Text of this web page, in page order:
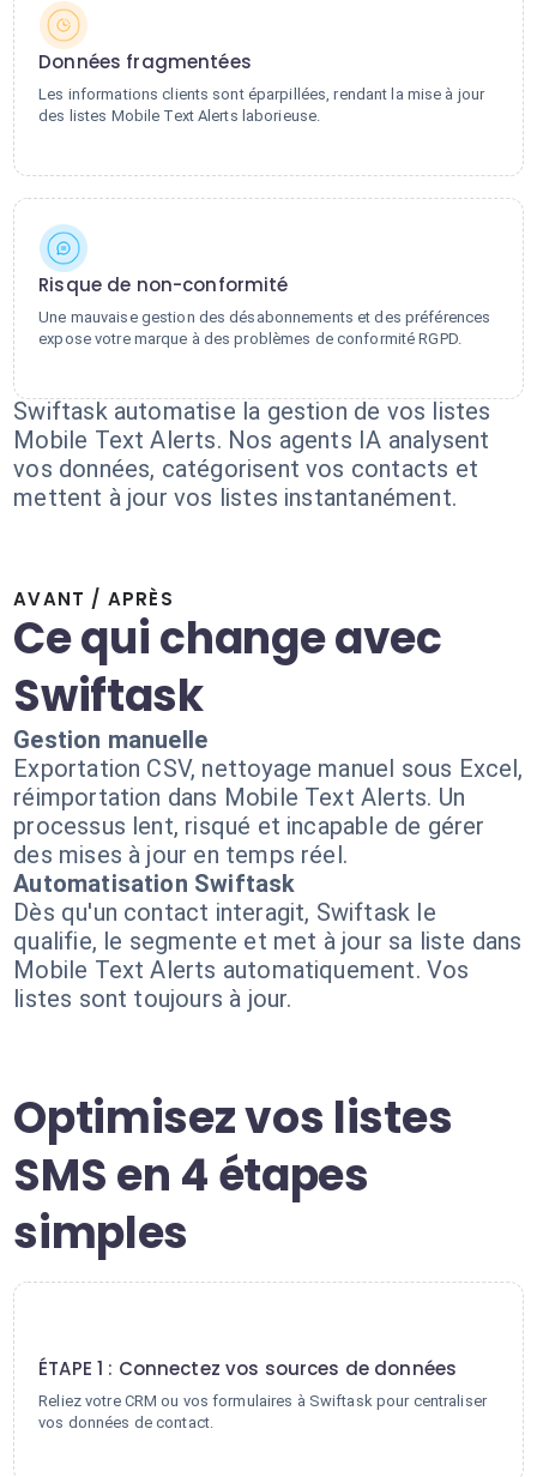
Données fragmentées
Les informations clients sont éparpillées, rendant la mise à jour
des listes Mobile Text Alerts laborieuse.
Risque de non-conformité
Une mauvaise gestion des désabonnements et des préférences
expose votre marque à des problèmes de conformité RGPD.
Swiftask automatise la gestion de vos listes
Mobile Text Alerts. Nos agents IA analysent
vos données, catégorisent vos contacts et
mettent à jour vos listes instantanément.
AVANT / APRÈS
Ce qui change avec
Swiftask
Gestion manuelle
Exportation CSV, nettoyage manuel sous Excel,
réimportation dans Mobile Text Alerts. Un
processus lent, risqué et incapable de gérer
des mises à jour en temps réel.
Automatisation Swiftask
Dès qu'un contact interagit, Swiftask le
qualifie, le segmente et met à jour sa liste dans
Mobile Text Alerts automatiquement. Vos
listes sont toujours à jour.
Optimisez vos listes
SMS en 4 étapes
simples
ÉTAPE 1 : Connectez vos sources de données
Reliez votre CRM ou vos formulaires à Swiftask pour centraliser
vos données de contact.